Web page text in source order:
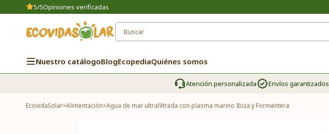
5/5Opiniones verificadas
Nuestro catálogoBlogEcopediaQuiénes somos
Atención personalizada Envíos garantizados
EcovidaSolar>Alimentación>Agua de mar ultrafiltrada con plasma marino Ibiza y Formentera